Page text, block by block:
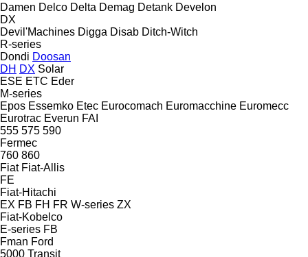
Damen Delco Delta Demag Detank Develon
DX
Devil'Machines Digga Disab Ditch-Witch
R-series
Dondi Doosan
DH DX Solar
ESE ETC Eder
M-series
Epos Essemko Etec Eurocomach Euromacchine Euromecc
Eurotrac Everun FAI
555 575 590
Fermec
760 860
Fiat Fiat-Allis
FE
Fiat-Hitachi
EX FB FH FR W-series ZX
Fiat-Kobelco
E-series FB
Fman Ford
5000 Transit